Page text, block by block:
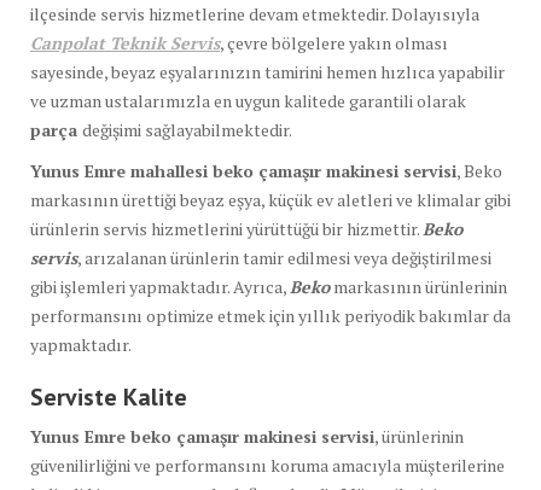
ilçesinde servis hizmetlerine devam etmektedir. Dolayısıyla
Canpolat Teknik Servis, çevre bölgelere yakın olması
sayesinde, beyaz eşyalarınızın tamirini hemen hızlıca yapabilir
ve uzman ustalarımızla en uygun kalitede garantili olarak
parça değişimi sağlayabilmektedir.
Yunus Emre mahallesi beko çamaşır makinesi servisi, Beko
markasının ürettiği beyaz eşya, küçük ev aletleri ve klimalar gibi
ürünlerin servis hizmetlerini yürüttüğü bir hizmettir. Beko
servis, arızalanan ürünlerin tamir edilmesi veya değiştirilmesi
gibi işlemleri yapmaktadır. Ayrıca, Beko markasının ürünlerinin
performansını optimize etmek için yıllık periyodik bakımlar da
yapmaktadır.
Serviste Kalite
Yunus Emre beko çamaşır makinesi servisi, ürünlerinin
güvenilirliğini ve performansını koruma amacıyla müşterilerine